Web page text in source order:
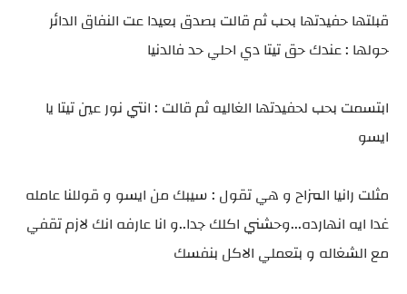
قبلتها حفيدتها بحب ثم قالت بصدق بعيدا عت النفاق الدائر
حولها : عندك حق تيتا دي احلي حد فالدنيا
ابتسمت بحب لحفيدتها الغاليه ثم قالت : انتي نور عين تيتا يا
ايسو
مثلت رانيا المزاح و هي تقول : سيبك من ايسو و قوللنا عامله
غدا ايه انهارده...وحشني اكلك جدا..و انا عارفه انك لازم تقفي
مع الشغاله و بتعملي الاكل بنفسك